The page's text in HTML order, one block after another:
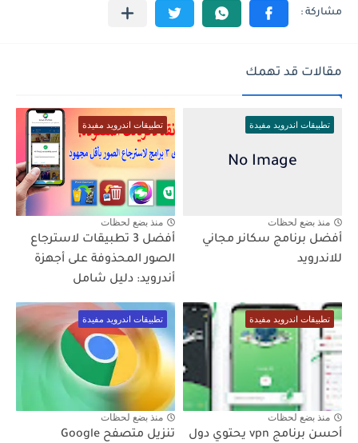
مقالات قد تهمك
تطبيقات اندرويد مفيدة
منذ بضع لحظات
أفضل برنامج سكانر مجاني
للاندرويد
تطبيقات اندرويد مفيدة
منذ بضع لحظات
أفضل 3 تطبيقات لاسترجاع
الصور المحذوفة على أجهزة
أندرويد: دليل شامل
تطبيقات اندرويد مفيدة
منذ بضع لحظات
أحسن برنامج vpn يحتوي دول
تطبيقات اندرويد مفيدة
منذ بضع لحظات
تنزيل متصفح Google